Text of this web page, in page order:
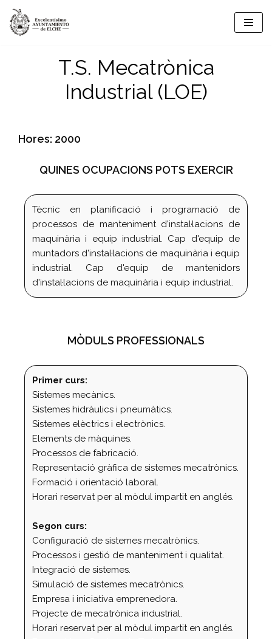
Vés
T.S. Mecatrònica
Industrial (LOE)
Hores: 2000
QUINES OCUPACIONS POTS EXERCIR
Tècnic en planificació i programació de
processos de manteniment d'instal·lacions de
maquinària i equip industrial. Cap d'equip de
muntadors d'instal·lacions de maquinària i equip
industrial. Cap d'equip de mantenidors
d'instal·lacions de maquinària i equip industrial.
MÒDULS PROFESSIONALS
Primer curs:
Sistemes mecànics.
Sistemes hidràulics i pneumàtics.
Sistemes elèctrics i electrònics.
Elements de màquines.
Processos de fabricació.
Representació gràfica de sistemes mecatrònics.
Formació i orientació laboral.
Horari reservat per al mòdul impartit en anglés.
Segon curs:
Configuració de sistemes mecatrònics.
Processos i gestió de manteniment i qualitat.
Integració de sistemes.
Simulació de sistemes mecatrònics.
Empresa i iniciativa emprenedora.
Projecte de mecatrònica industrial.
Horari reservat per al mòdul impartit en anglés.